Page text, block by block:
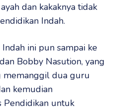
dan kakaknya tidak
Indah.
ini pun sampai ke
Bobby Nasution, yang
memanggil dua guru
kemudian
Pendidikan untuk